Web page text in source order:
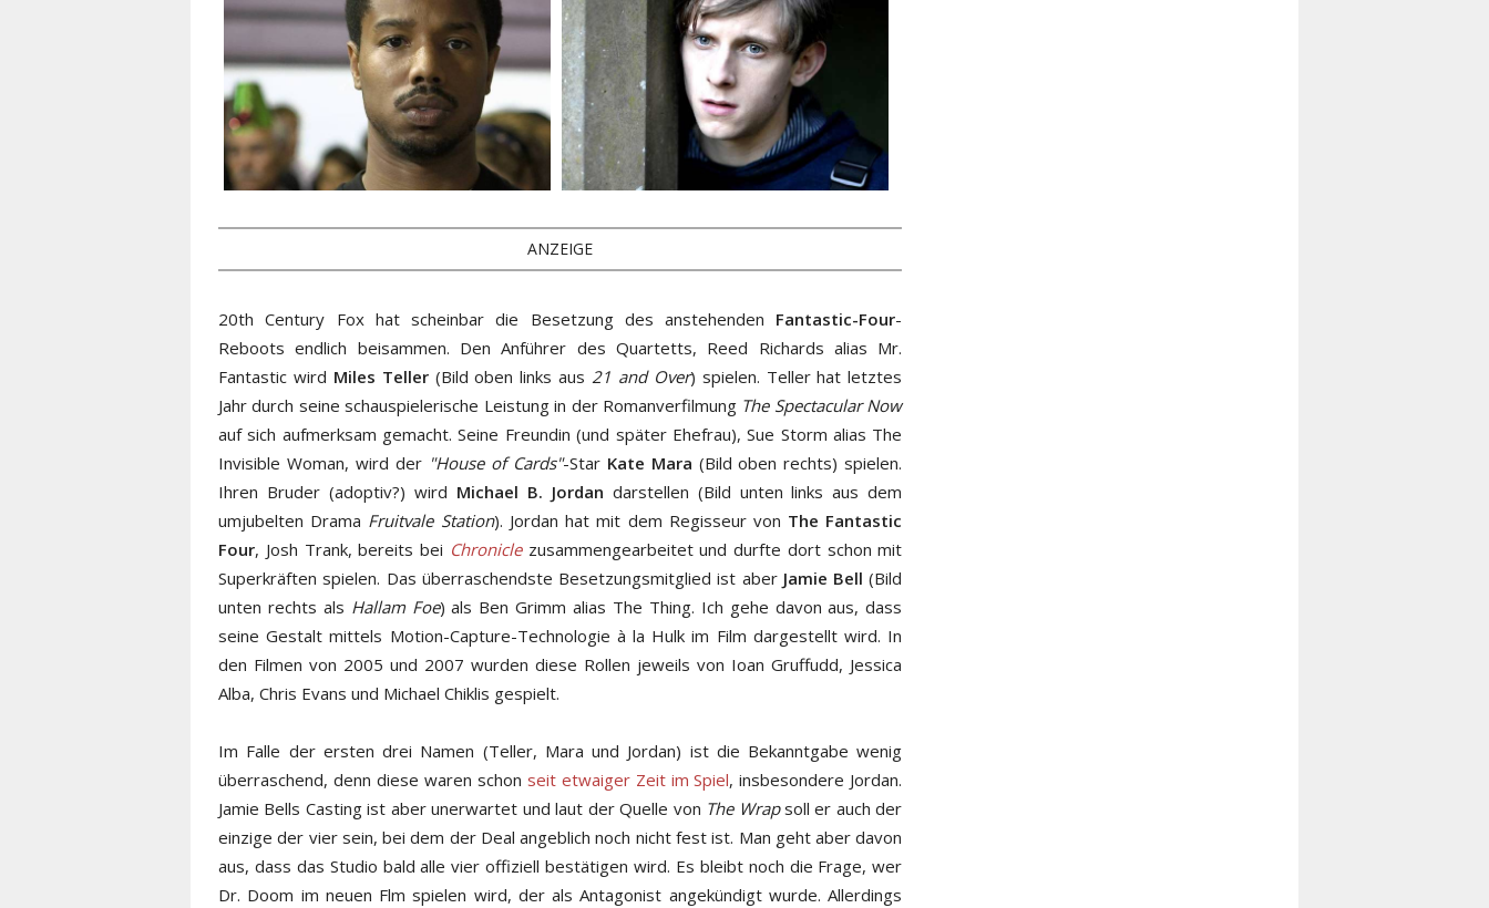
ANZEIGE
20th Century Fox hat scheinbar die Besetzung des anstehenden Fantastic-Four-
Reboots endlich beisammen. Den Anführer des Quartetts, Reed Richards alias Mr.
Fantastic wird Miles Teller(Bild oben links aus21 and Over) spielen. Teller hat letztes
Jahr durch seine schauspielerische Leistung in der Romanverfilmung The Spectacular Now
auf sich aufmerksam gemacht. Seine Freundin (und später Ehefrau), Sue Storm alias The
Invisible Woman, wird der "House of Cards"-Star Kate Mara (Bild oben rechts) spielen.
Ihren Bruder (adoptiv?) wird Michael B. Jordan darstellen (Bild unten links aus dem
umjubelten Drama Fruitvale Station). Jordan hat mit dem Regisseur von The Fantastic
Four, Josh Trank, bereits bei Chroniclezusammengearbeitet und durfte dort schon mit
Superkräften spielen. Das überraschendste Besetzungsmitglied ist aber Jamie Bell (Bild
unten rechts als Hallam Foe) als Ben Grimm alias The Thing. Ich gehe davon aus, dass
seine Gestalt mittels Motion-Capture-Technologie à la Hulk im Film dargestellt wird. In
den Filmen von 2005 und 2007 wurden diese Rollen jeweils von Ioan Gruffudd, Jessica
Alba, Chris Evans und Michael Chiklis gespielt.
Im Falle der ersten drei Namen (Teller, Mara und Jordan) ist die Bekanntgabe wenig
überraschend, denn diese waren schon seit etwaiger Zeit im Spiel, insbesondere Jordan.
Jamie Bells Casting ist aber unerwartet und laut der Quelle von The Wrapsoll er auch der
einzige der vier sein, bei dem der Deal angeblich noch nicht fest ist. Man geht aber davon
aus, dass das Studio bald alle vier offiziell bestätigen wird. Es bleibt noch die Frage, wer
Dr. Doom im neuen Flm spielen wird, der als Antagonist angekündigt wurde. Allerdings